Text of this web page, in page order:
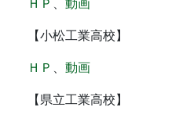
ＨＰ 動画
【小松工業高校】
ＨＰ 動画
【県立工業高校】